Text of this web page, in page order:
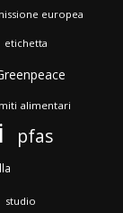
europea
etichetta
miti alimentari
pfas
studio